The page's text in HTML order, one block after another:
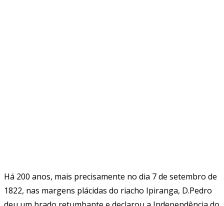
Há 200 anos, mais precisamente no dia 7 de setembro de
1822, nas margens plácidas do riacho Ipiranga, D.Pedro